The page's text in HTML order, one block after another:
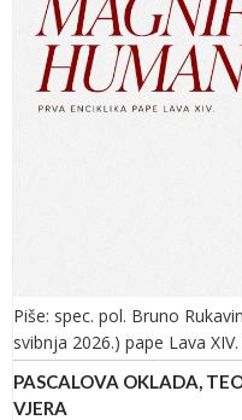
Piše: spec. pol. Bruno
svibnja 2026.) pape Lava
PASCALOVA OKLADA,
VJERA